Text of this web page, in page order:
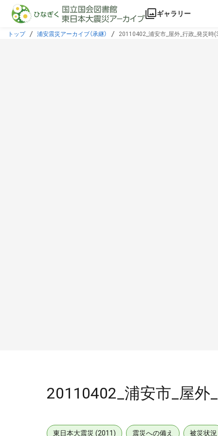
本文に飛ぶ
ギャラリー
トップ 浦安震災アーカイブ（承継） 20110402_浦安市_屋外_行政_発災時
20110402_浦安市_屋外
東日本大震災 (2011) 震災への備え 被災状況